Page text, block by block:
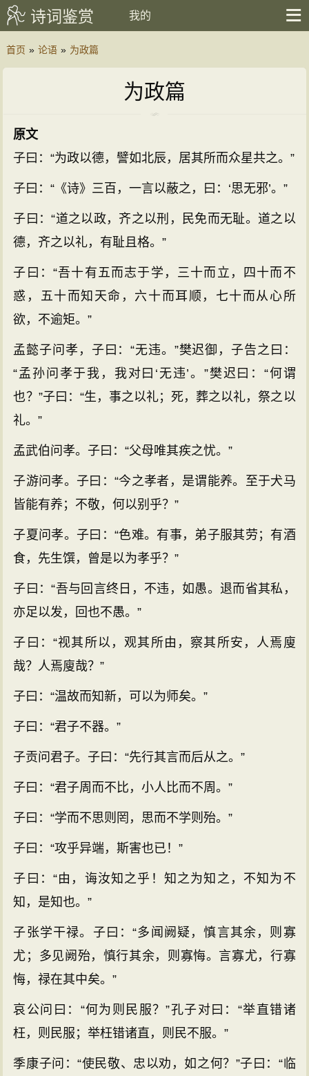
诗词鉴赏 我的
首页 » 论语 » 为政篇
为政篇
原文
子曰：“为政以德，譬如北辰，居其所而众星共之。”
子曰：“《诗》三百，一言以蔽之，曰：‘思无邪’。”
子曰：“道之以政，齐之以刑，民免而无耻。道之以
德，齐之以礼，有耻且格。”
子曰：“吾十有五而志于学，三十而立，四十而不
惑，五十而知天命，六十而耳顺，七十而从心所
欲，不逾矩。”
孟懿子问孝，子曰：“无违。”樊迟御，子告之曰：
“孟孙问孝于我，我对曰‘无违’。”樊迟曰：“何谓
也？”子曰：“生，事之以礼；死，葬之以礼，祭之以
礼。”
孟武伯问孝。子曰：“父母唯其疾之忧。”
子游问孝。子曰：“今之孝者，是谓能养。至于犬马
皆能有养；不敬，何以别乎？”
子夏问孝。子曰：“色难。有事，弟子服其劳；有酒
食，先生馔，曾是以为孝乎？”
子曰：“吾与回言终日，不违，如愚。退而省其私，
亦足以发，回也不愚。”
子曰：“视其所以，观其所由，察其所安，人焉廋
哉？人焉廋哉？”
子曰：“温故而知新，可以为师矣。”
子曰：“君子不器。”
子贡问君子。子曰：“先行其言而后从之。”
子曰：“君子周而不比，小人比而不周。”
子曰：“学而不思则罔，思而不学则殆。”
子曰：“攻乎异端，斯害也已！”
子曰：“由，诲汝知之乎！知之为知之，不知为不
知，是知也。”
子张学干禄。子曰：“多闻阙疑，慎言其余，则寡
尤；多见阙殆，慎行其余，则寡悔。言寡尤，行寡
悔，禄在其中矣。”
哀公问曰：“何为则民服？”孔子对曰：“举直错诸
枉，则民服；举枉错诸直，则民不服。”
季康子问：“使民敬、忠以劝，如之何？”子曰：“临